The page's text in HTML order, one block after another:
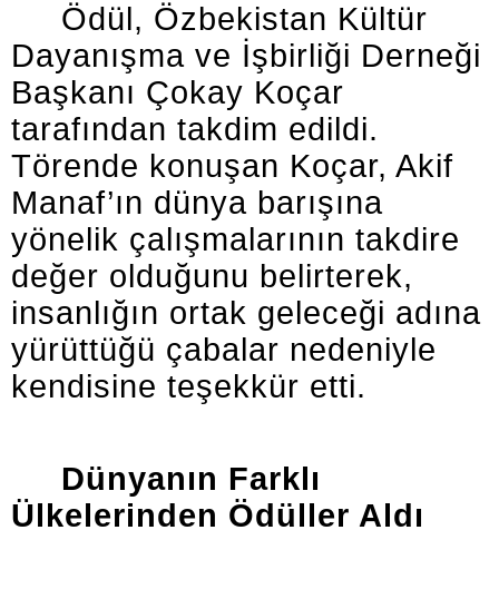
Ödül, Özbekistan Kültür
Dayanışma ve İşbirliği Derneği
Başkanı Çokay Koçar
tarafından takdim edildi.
Törende konuşan Koçar, Akif
Manaf’ın dünya barışına
yönelik çalışmalarının takdire
değer olduğunu belirterek,
insanlığın ortak geleceği adına
yürüttüğü çabalar nedeniyle
kendisine teşekkür etti.
Dünyanın Farklı
Ülkelerinden Ödüller Aldı